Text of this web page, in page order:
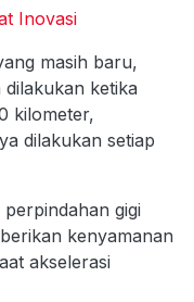
Inovasi
masih baru,
ketika
kilometer,
dilakukan setiap
gigi
kenyamanan
akselerasi